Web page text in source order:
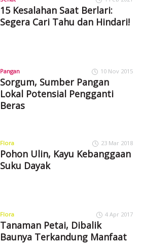
15 Kesalahan Saat Berlari:
Segera Cari Tahu dan Hindari!
Pangan 10 Nov 2015
Sorgum, Sumber Pangan
Lokal Potensial Pengganti
Beras
Flora 23 Mar 2018
Pohon Ulin, Kayu Kebanggaan
Suku Dayak
Flora 4 Apr 2017
Tanaman Petai, Dibalik
Baunya Terkandung Manfaat